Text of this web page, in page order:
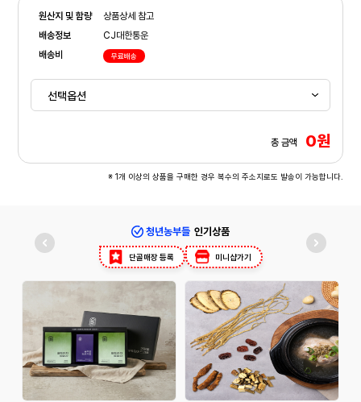
원산지 및 함량
상품상세 참고
배송정보
CJ대한통운
배송비
무료배송
총 금액 0원
※ 1개 이상의 상품을 구매한 경우 복수의 주소지로도 발송이 가능합니다.
청년농부들 인기상품
단골매장 등록 미니샵가기